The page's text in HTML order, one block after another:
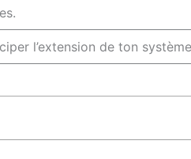
l’extension de ton